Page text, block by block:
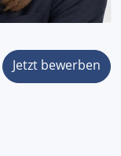
Jetzt bewerben